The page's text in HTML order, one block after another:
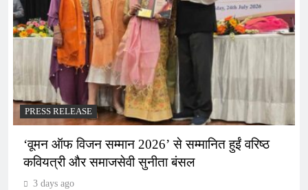
PRESS RELEASE
‘वूमन ऑफ विजन सम्मान 2026’ से सम्मानित हुईं वरिष्ठ
कवियत्री और समाजसेवी सुनीता बंसल
3 days ago